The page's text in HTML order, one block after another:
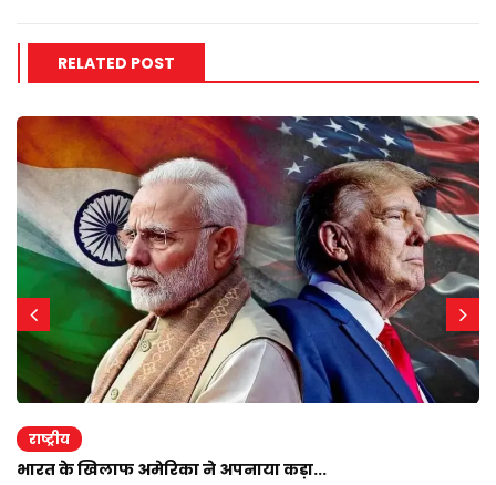
RELATED POST
राष्ट्रीय
भारत के खिलाफ अमेरिका ने अपनाया कड़ा...